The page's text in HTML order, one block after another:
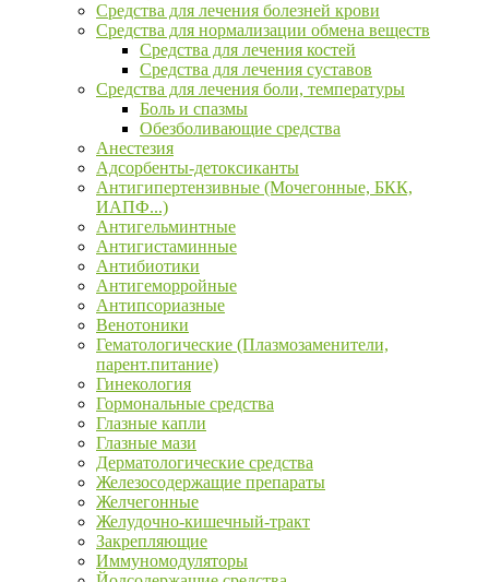
Средства для лечения болезней крови
Средства для нормализации обмена веществ
Средства для лечения костей
Средства для лечения суставов
Средства для лечения боли, температуры
Боль и спазмы
Обезболивающие средства
Анестезия
Адсорбенты-детоксиканты
Антигипертензивные (Мочегонные, БКК,
ИАПФ...)
Антигельминтные
Антигистаминные
Антибиотики
Антигеморройные
Антипсориазные
Венотоники
Гематологические (Плазмозаменители,
парент.питание)
Гинекология
Гормональные средства
Глазные капли
Глазные мази
Дерматологические средства
Железосодержащие препараты
Желчегонные
Желудочно-кишечный-тракт
Закрепляющие
Иммуномодуляторы